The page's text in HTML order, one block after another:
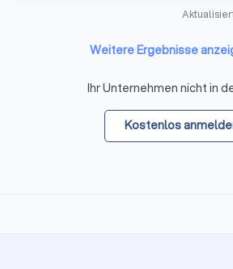
Weitere Ergebnisse
Ihr Unternehmen nicht in
Kostenlos